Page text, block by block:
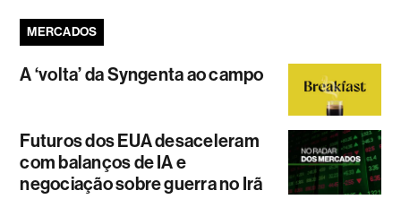
MERCADOS
A ‘volta’ da Syngenta ao campo
Futuros dos EUA desaceleram
com balanços de IA e
negociação sobre guerra no Irã